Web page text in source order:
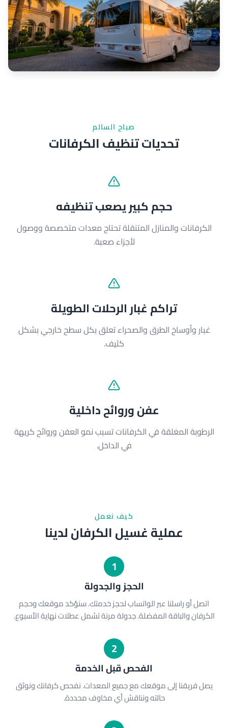
صباح السالم
تحديات تنظيف الكرفانات
حجم كبير يصعب تنظيفه
الكرفانات والمنازل المتنقلة تحتاج معدات متخصصة ووصول
لأجزاء صعبة.
تراكم غبار الرحلات الطويلة
غبار وأوساخ الطرق والصحراء تعلق بكل سطح خارجي بشكل
كثيف.
عفن وروائح داخلية
الرطوبة المغلقة في الكرفانات تسبب نمو العفن وروائح كريهة
في الداخل.
كيف نعمل
عملية غسيل الكرفان لدينا
1
الحجز والجدولة
اتصل أو راسلنا عبر الواتساب لحجز خدمتك. سنؤكد موقعك وحجم
الكرفان والباقة المفضلة. جدولة مرنة تشمل عطلات نهاية الأسبوع.
2
الفحص قبل الخدمة
يصل فريقنا إلى موقعك مع جميع المعدات. نفحص كرفانك ونوثق
حالته ونناقش أي مخاوف محددة.